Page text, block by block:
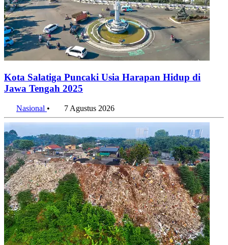
Kota Salatiga Puncaki Usia Harapan Hidup di
Jawa Tengah 2025
Nasional • 7 Agustus 2026